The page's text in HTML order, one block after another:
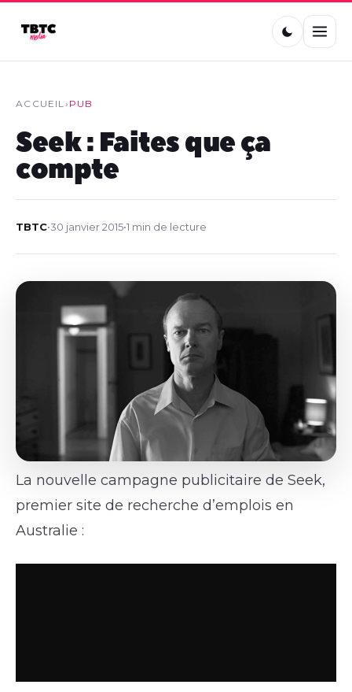
ACCUEIL› PUB
Seek : Faites que ça
compte
TBTC•30 janvier 2015•1 min de lecture
La nouvelle campagne publicitaire de Seek,
premier site de recherche d’emplois en
Australie :